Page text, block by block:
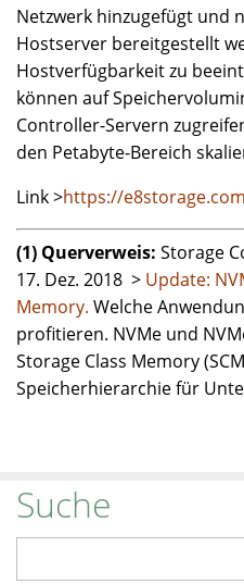
Netzwerk hinzugefügt und
Hostserver bereitgestellt
Hostverfügbarkeit zu
können auf
Controller-Servern
den Petabyte-Bereich
Link >https://
(1) Querverweis: Storage
17. Dez. 2018 > Update:
Memory. Welche
profitieren. NVMe und
Storage Class Memory
Speicherhierarchie für
Suche